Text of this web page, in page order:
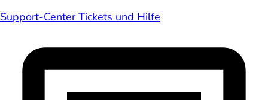
Support-Center Tickets und Hilfe